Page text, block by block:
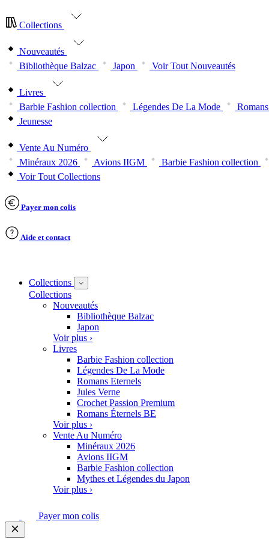
Collections
Nouveautés
Bibliothèque Balzac
Japon Voir Tout Nouveautés
Livres
Barbie Fashion collection
Légendes De La Mode
Jeunesse
Vente Au Numéro
Minéraux 2026
Avions IIGM Barbie Fashion collection
Voir Tout Collections
Payer mon colis
Aide et contact
Collections
Collections
Nouveautés
Bibliothèque Balzac
Japon
Voir plus ›
Livres
Barbie Fashion collection
Légendes De La Mode
Romans Eternels
Jules Verne
Crochet Passion Premium
Romans Éternels BE
Voir plus ›
Vente Au Numéro
Minéraux 2026
Avions IIGM
Barbie Fashion collection
Mythes et Légendes du Japon
Voir plus ›
Payer mon colis